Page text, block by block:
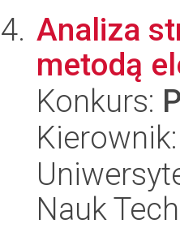
Analiza
metodą
Konkurs:
Nauk